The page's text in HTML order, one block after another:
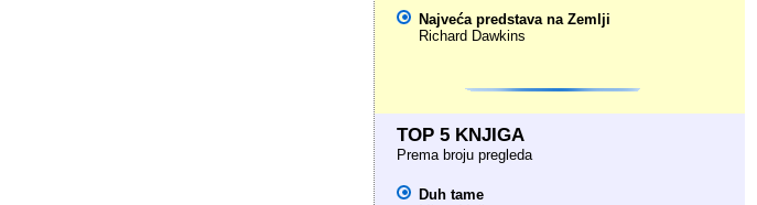
Najveća predstava na Zemlji
Richard Dawkins
TOP 5 KNJIGA
Prema broju pregleda
Duh tame